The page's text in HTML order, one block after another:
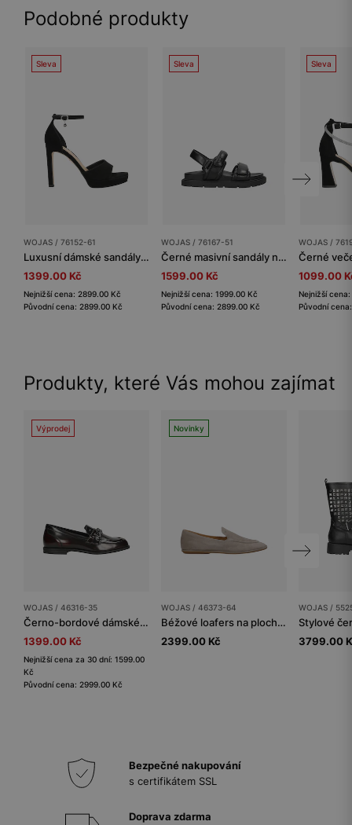
Podobné produkty
Sleva
WOJAS / 76152-61
Luxusní dámské sandály na jehlovém podpatku z černé kůže
1399.00 Kč
Nejnižší cena: 2899.00 Kč
Původní cena: 2899.00 Kč
Sleva
WOJAS / 76167-51
Černé masivní sandály na ploché podrážce
1599.00 Kč
Nejnižší cena: 1999.00 Kč
Původní cena: 2899.00 Kč
Sleva
WOJAS /
1099.00
Nejnižší
Původní
Produkty, které Vás mohou zajímat
Výprodej
WOJAS / 46316-35
Černo-bordové dámské mokasíny z florentické kůže
1399.00 Kč
Nejnižší cena za 30 dní: 1599.00
Kč
Původní cena: 2999.00 Kč
Novinky
WOJAS / 46373-64
Béžové loafers na ploché podrážce
2399.00 Kč
WOJAS /
3799.00
Bezpečné nakupování
s certifikátem SSL
Doprava zdarma